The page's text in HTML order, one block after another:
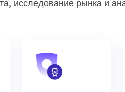
исследование рынка и